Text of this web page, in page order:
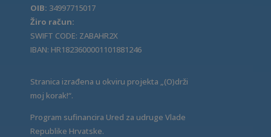
OIB: 34997715017
Žiro račun:
SWIFT CODE: ZABAHR2X
IBAN: HR1823600001101881246
Stranica izrađena u okviru projekta „(O)drži
moj korak!“.
Program sufinancira Ured za udruge Vlade
Republike Hrvatske.